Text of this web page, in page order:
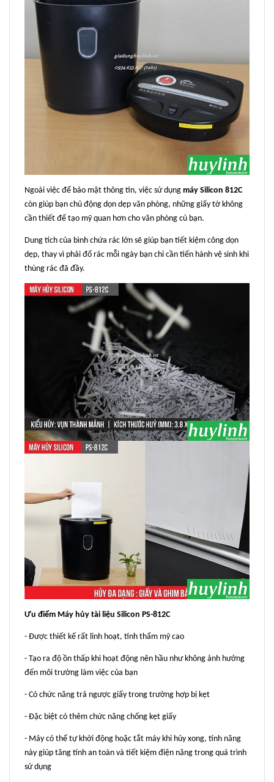
Ngoài việc để bảo mật thông tin, việc sử dụng máy Silicon 812C
còn giúp bạn chủ động dọn dẹp văn phòng, những giấy tờ không
cần thiết để tạo mỹ quan hơn cho văn phòng củ bạn.
Dung tích của bình chứa rác lớn sẽ giúp bạn tiết kiệm công dọn
dẹp, thay vì phải đổ rác mỗi ngày bạn chỉ cần tiến hành vệ sinh khi
thùng rác đã đầy.
Ưu điểm Máy hủy tài liệu Silicon PS-812C
- Được thiết kế rất linh hoạt, tính thẩm mỹ cao
- Tạo ra độ ồn thấp khi hoạt động nên hầu như không ảnh hưởng
đến môi trường làm việc của bạn
- Có chức năng trả ngược giấy trong trường hợp bị kẹt
- Đặc biệt có thêm chức năng chống kẹt giấy
- Máy có thể tự khởi động hoặc tắt máy khi hủy xong, tính năng
này giúp tăng tính an toàn và tiết kiệm điện năng trong quá trình
sử dụng